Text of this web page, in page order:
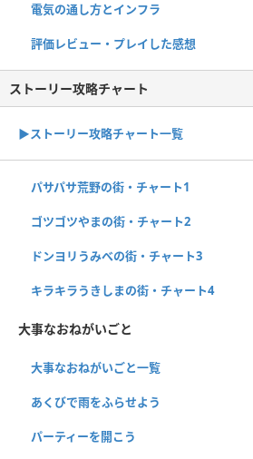
電気の通し方とインフラ
評価レビュー・プレイした感想
ストーリー攻略チャート
▶ストーリー攻略チャート一覧
パサパサ荒野の街・チャート1
ゴツゴツやまの街・チャート2
ドンヨリうみべの街・チャート3
キラキラうきしまの街・チャート4
大事なおねがいごと
大事なおねがいごと一覧
あくびで雨をふらせよう
パーティーを開こう